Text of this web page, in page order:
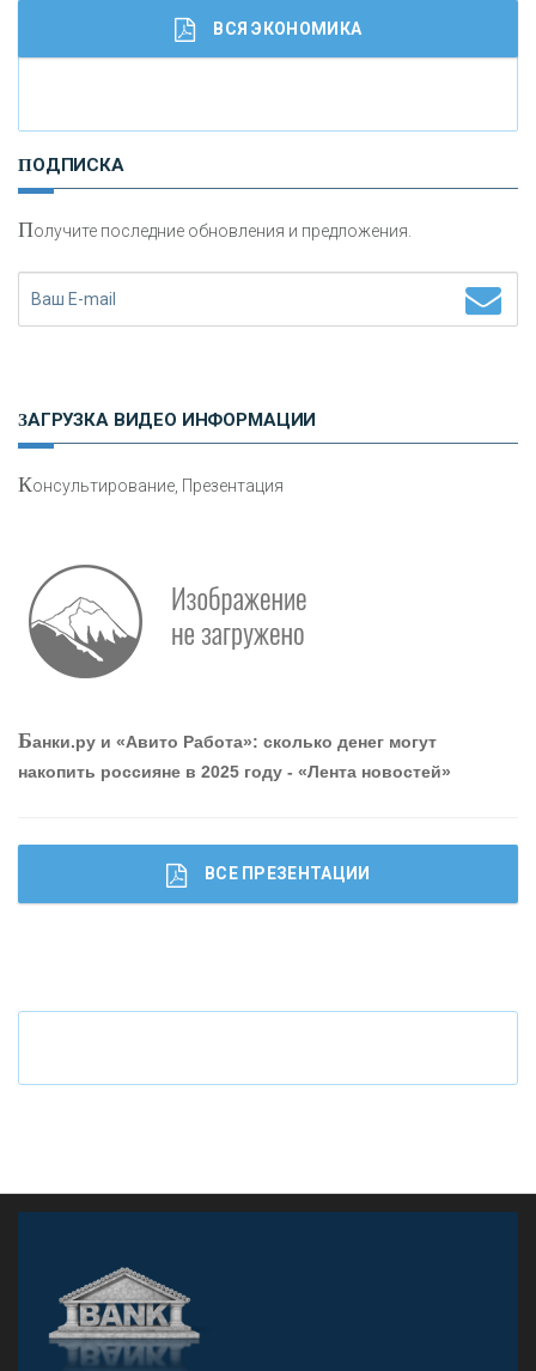
привлечь и удержать персонал - «Интервью»
И
сохранения и увеличения капитала
Что будет с наличными деньгами при цифровом
ВСЯ ЭКОНОМИКА
ПОДПИСКА
Получите последние обновления и предложения.
ЗАГРУЗКА ВИДЕО ИНФОРМАЦИИ
Консультирование, Презентация
Банки.ру и «Авито Работа»: сколько денег могут
накопить россияне в 2025 году - «Лента новостей»
ВСЕ ПРЕЗЕНТАЦИИ